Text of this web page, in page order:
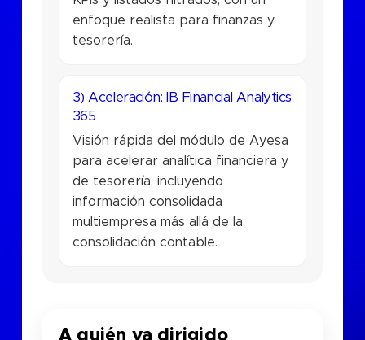
enfoque realista para finanzas y
tesorería.
3) Aceleración: IB Financial Analytics
365
Visión rápida del módulo de Ayesa
para acelerar analítica financiera y
de tesorería, incluyendo
información consolidada
multiempresa más allá de la
consolidación contable.
A quién va dirigido